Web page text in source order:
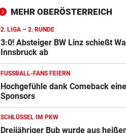
MEHR OBERÖSTERREICH
2. LIGA – 2. RUNDE
3:0! Absteiger BW Linz schießt
Innsbruck ab
FUSSBALL-FANS FEIERN
Hochgefühle dank Comeback
Sponsors
SCHLÜSSEL IM PKW
Dreijähriger Bub wurde aus